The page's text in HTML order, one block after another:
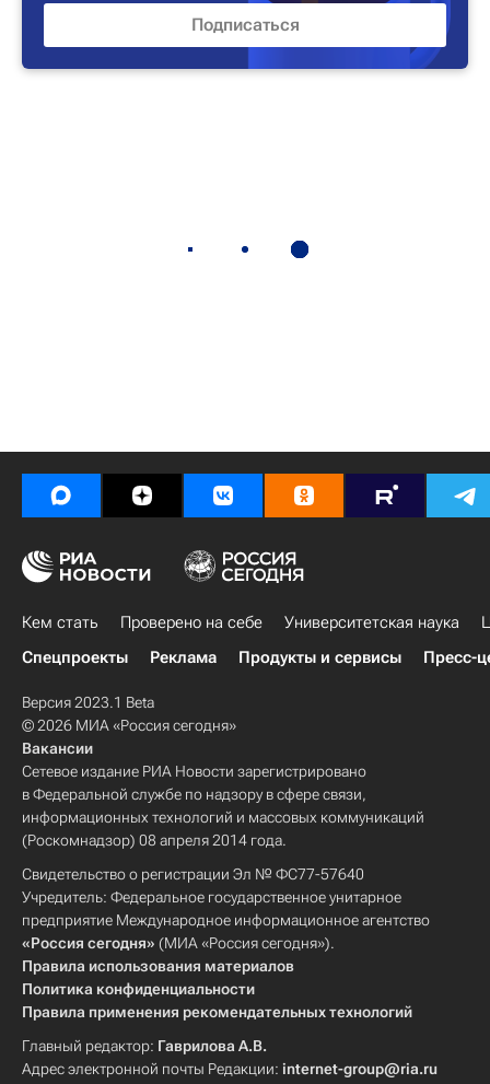
Кем стать Проверено на себе Университетская наука
Спецпроекты
Реклама Продукты и сервисы Пресс-
Версия 2023.1 Beta
© 2026 МИА «Россия сегодня»
Вакансии
Сетевое издание РИА Новости зарегистрировано
в Федеральной службе по надзору в сфере связи,
информационных технологий и массовых коммуникаций
(Роскомнадзор) 08 апреля 2014 года.
Свидетельство о регистрации Эл № ФС77-57640
Учредитель: Федеральное государственное унитарное
предприятие Международное информационное агентство
«Россия сегодня» (МИА «Россия сегодня»).
Правила использования материалов
Политика конфиденциальности
Правила применения рекомендательных технологий
Главный редактор: Гаврилова А.В.
Адрес электронной почты Редакции: internet-group@ria.ru